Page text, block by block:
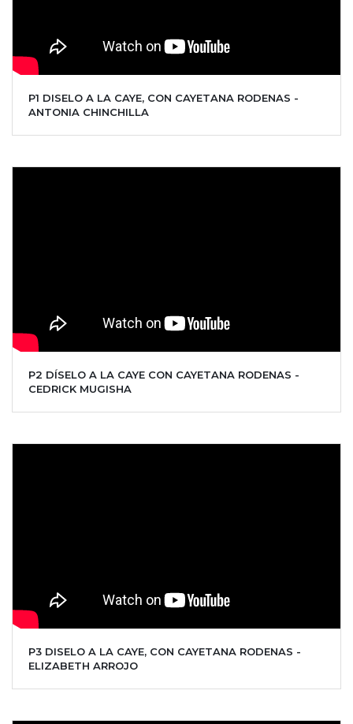
P1 DISELO A LA CAYE, CON CAYETANA RODENAS -
ANTONIA CHINCHILLA
P2 DÍSELO A LA CAYE CON CAYETANA RODENAS -
CEDRICK MUGISHA
P3 DISELO A LA CAYE, CON CAYETANA RODENAS -
ELIZABETH ARROJO